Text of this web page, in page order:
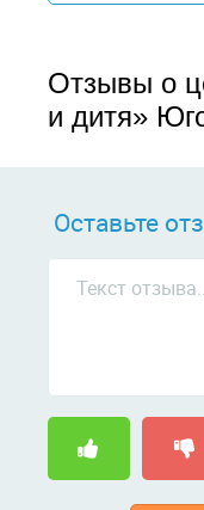
Отзывы о
и дитя»
Оставьте